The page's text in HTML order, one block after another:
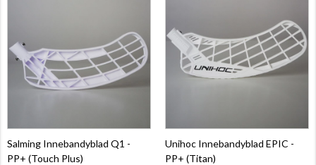
Salming Innebandyblad Q1 -
PP+ (Touch Plus)
Unihoc Innebandyblad EPIC -
PP+ (Titan)